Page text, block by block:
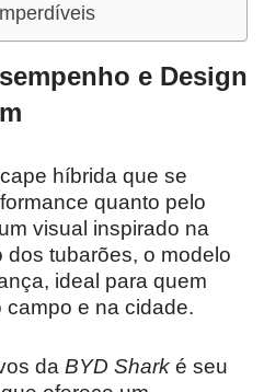
e Design
híbrida que se
quanto pelo
visual inspirado na
tubarões, o modelo
ideal para quem
e na cidade.
da BYD Shark é seu